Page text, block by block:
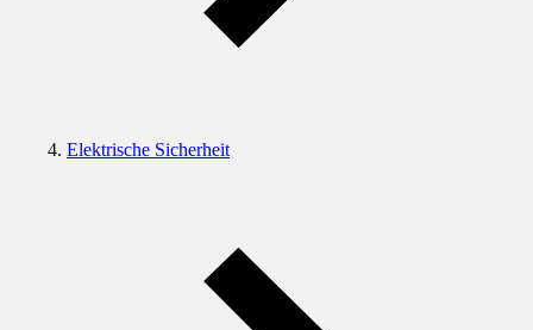
Elektrische Sicherheit